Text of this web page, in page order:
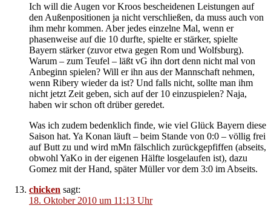
Ich will die Augen vor Kroos bescheidenen Leistungen auf
den Außenpositionen ja nicht verschließen, da muss auch von
ihm mehr kommen. Aber jedes einzelne Mal, wenn er
phasenweise auf die 10 durfte, spielte er stärker, spielte
Bayern stärker (zuvor etwa gegen Rom und Wolfsburg).
Warum – zum Teufel – läßt vG ihn dort denn nicht mal von
Anbeginn spielen? Will er ihn aus der Mannschaft nehmen,
wenn Ribery wieder da ist? Und falls nicht, sollte man ihm
nicht jetzt Zeit geben, sich auf der 10 einzuspielen? Naja,
haben wir schon oft drüber geredet.
Was ich zudem bedenklich finde, wie viel Glück Bayern diese
Saison hat. Ya Konan läuft – beim Stande von 0:0 – völlig frei
auf Butt zu und wird mMn fälschlich zurückgepfiffen (abseits,
obwohl YaKo in der eigenen Hälfte losgelaufen ist), dazu
Gomez mit der Hand, später Müller vor dem 3:0 im Abseits.
chicken sagt:
18. Oktober 2010 um 11:13 Uhr